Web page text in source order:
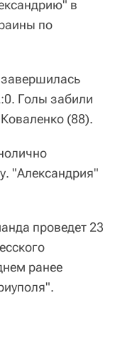
в
по
Голы забили
(88).
"Александрия"
проведет 23
ранее